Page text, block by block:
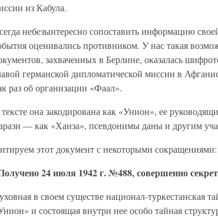
из Кабула.
небезынтересно сопоставить информацию
оценивались противником. У нас такая
захваченных в Берлине, оказалась
германской дипломатической миссии в
раз об организации «Фаал».
она закодирована как «Унион», ее
— как «Ханза», псевдонимы даны и другим
этот документ с некоторыми сокращениями:
24 июля 1942 г. №488, совершенно
в своем существе национал-туркестанская
и состоящая внутри нее особо тайная